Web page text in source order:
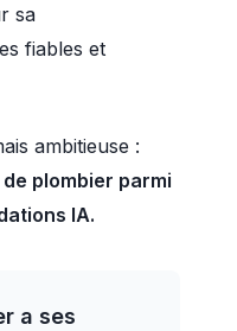
sa
fiables et
ambitieuse :
plombier parmi
IA.
a ses